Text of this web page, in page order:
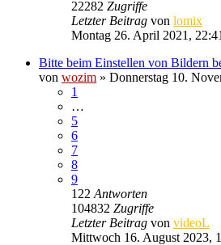
22282 Zugriffe
Letzter Beitrag von lomix
Montag 26. April 2021, 22:41
Bitte beim Einstellen von Bildern
von wozim » Donnerstag 10.
1
…
5
6
7
8
9
122 Antworten
104832 Zugriffe
Letzter Beitrag von videoL
Mittwoch 16. August 2023,